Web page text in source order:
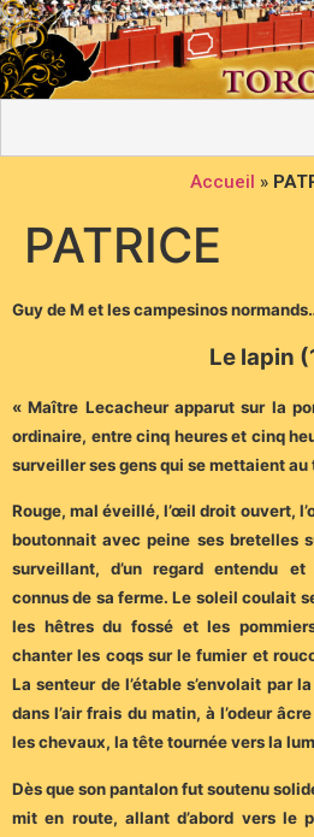
Accueil »
PATRICE
Guy de M et les campesinos
Le lapin
« Maître Lecacheur apparut sur la
ordinaire, entre cinq heures et cinq
surveiller ses gens qui se mettaient au
Rouge, mal éveillé, l’œil droit ouvert,
boutonnait avec peine ses bretelles
surveillant, d’un regard entendu
connus de sa ferme. Le soleil coulait
les hêtres du fossé et les
chanter les coqs sur le fumier et
La senteur de l’étable s’envolait par
dans l’air frais du matin, à l’odeur
les chevaux, la tête tournée vers la
Dès que son pantalon fut soutenu
mit en route, allant d’abord vers le